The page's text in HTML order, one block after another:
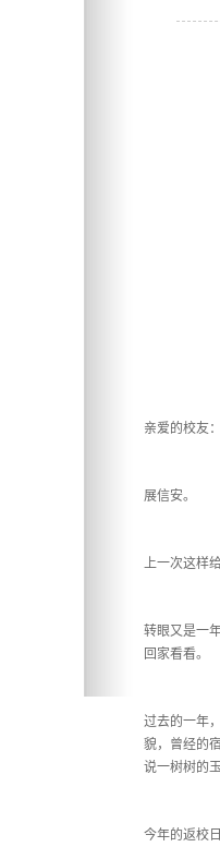
亲爱的校友：
展信安。
上一次这样
转眼又是一
回家看看。
过去的一年
貌，曾经的
说一树树的
今年的返校